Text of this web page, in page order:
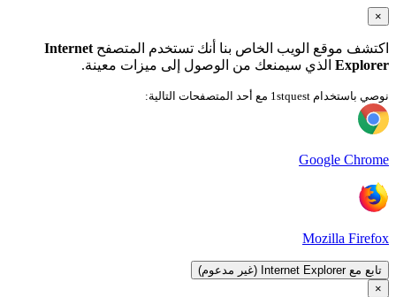
×
اكتشف موقع الويب الخاص بنا أنك تستخدم المتصفح Internet
Explorer الذي سيمنعك من الوصول إلى ميزات معينة.
نوصي باستخدام 1stquest مع أحد المتصفحات التالية:
Google Chrome
Mozilla Firefox
تابع مع Internet Explorer (غير مدعوم)
×